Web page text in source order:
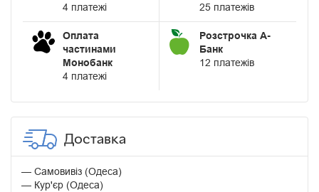
4 платежі
25 платежів
Оплата
частинами
Монобанк
4 платежі
Розстрочка А-
Банк
12 платежів
Доставка
Самовивіз (Одеса)
Кур'єр (Одеса)